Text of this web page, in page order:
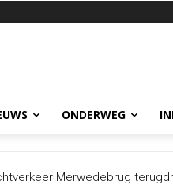
ONDERWEG
Merwedebrug
dat meerdere bedrijven